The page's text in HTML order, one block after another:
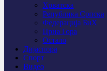
Хрватска
Република Српска
Федерација БиХ
Црна Гора
Остало
Дијаспора
Спорт
Видео